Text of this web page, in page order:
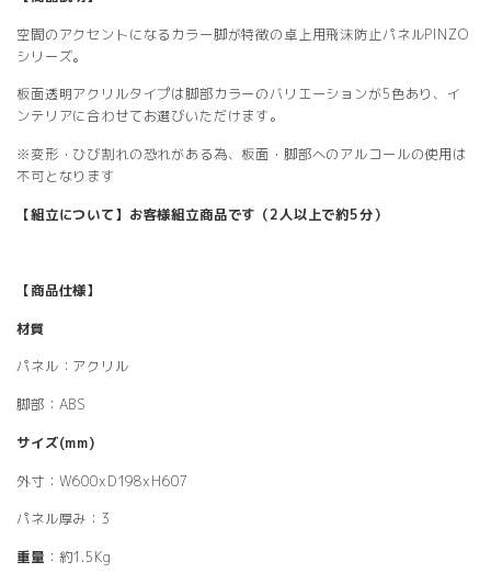
空間のアクセントになるカラー脚が特徴の卓上用飛沫防止パネルPINZO
シリーズ。
板面透明アクリルタイプは脚部カラーのバリエーションが5色あり、イ
ンテリアに合わせてお選びいただけます。
※変形・ひび割れの恐れがある為、板面・脚部へのアルコールの使用は
不可となります
【組立について】お客様組立商品です（2人以上で約5分）
【商品仕様】
材質
パネル：アクリル
脚部：ABS
サイズ(mm)
外寸：W600xD198xH607
パネル厚み：3
重量 ：約1.5Kg